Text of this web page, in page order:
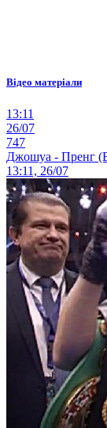
Відео матеріали
13:11
26/07
747
Джошуа - Пренг
13:11, 26/07